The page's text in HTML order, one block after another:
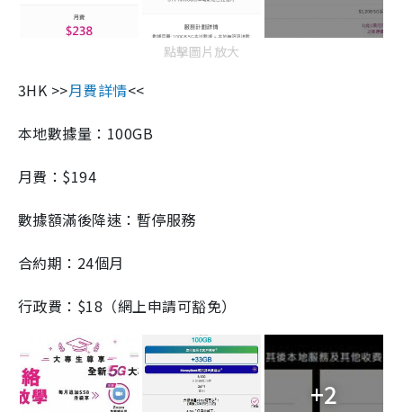
點擊圖片放大
3HK >>月費詳情<<
本地數據量：100GB
月費：$194
數據額滿後降速：暫停服務
合約期：24個月
行政費：$18（網上申請可豁免）
+2